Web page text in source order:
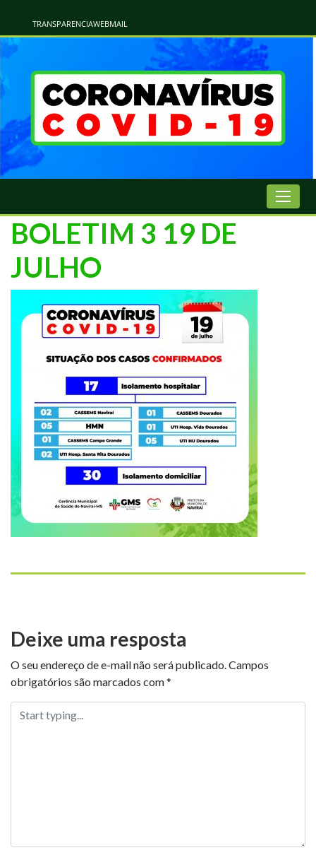
TRANSPARENCIAWEBMAIL
BOLETIM 3 19 DE
JULHO
Deixe uma resposta
O seu endereço de e-mail não será publicado.Campos
obrigatórios são marcados com*